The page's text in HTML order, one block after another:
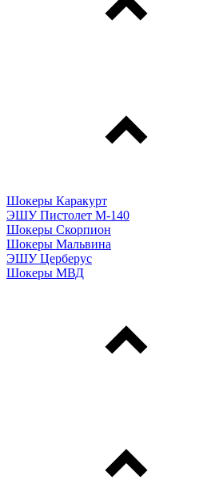
Шокеры Каракурт
ЭШУ Пистолет М-140
Шокеры Скорпион
Шокеры Мальвина
ЭШУ Церберус
Шокеры МВД